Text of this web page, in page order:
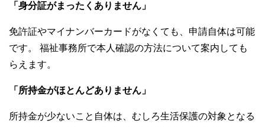
「身分証がまったくありません」
免許証やマイナンバーカードがなくても、申請自体は可能
です。 福祉事務所で本人確認の方法について案内しても
らえます。
「所持金がほとんどありません」
所持金が少ないこと自体は、むしろ生活保護の対象となる